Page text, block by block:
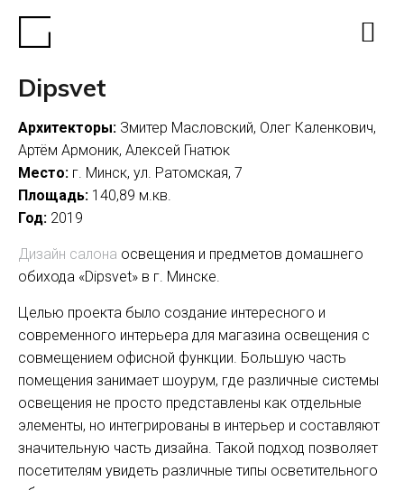
Dipsvet
Архитекторы: Змитер Масловский, Олег Каленкович,
Артём Армоник, Алексей Гнатюк
Место: г. Минск, ул. Ратомская, 7
Площадь: 140,89 м.кв.
Год: 2019
Дизайн салона освещения и предметов домашнего
обихода «Dipsvet» в г. Минске.
Целью проекта было создание интересного и
современного интерьера для магазина освещения с
совмещением офисной функции. Большую часть
помещения занимает шоурум, где различные системы
освещения не просто представлены как отдельные
элементы, но интегрированы в интерьер и составляют
значительную часть дизайна. Такой подход позволяет
посетителям увидеть различные типы осветительного